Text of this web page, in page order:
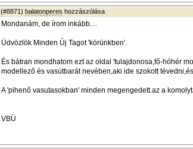
(#8871) balatonperes hozzászólása
Mondanám, de írom inkább....
Üdvözlök Minden Új Tagot 'körünkben'.
És bátran mondhatom ezt az oldal 'tulajdonosa,fő-hóhér
modellező és vasútbarát nevében,aki ide szokott
A 'pihenő vasutasokban' minden megengedett.az a
VBÜ